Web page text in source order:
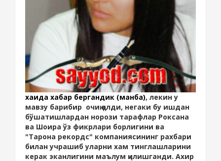
хақида хабар бергандик (манба), лекин у
мавзу барибир очиқ қолди, негаки бу ишдан
бўшатишлардан норози тарафлар Роксана
ва Шоира ўз фикрлари борлигини ва
"Тарона рекордс" компаниясининг рахбари
билан учрашиб уларни хам тинглашларини
керак эканлигини маълум қилишганди. Ахир